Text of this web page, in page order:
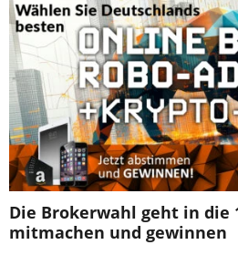
Die Brokerwahl geht in die
mitmachen und gewinnen